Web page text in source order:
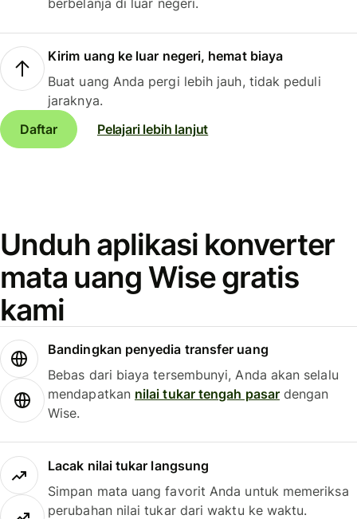
berbelanja di luar negeri.
Kirim uang ke luar negeri, hemat biaya
Buat uang Anda pergi lebih jauh, tidak peduli
jaraknya.
Daftar
Pelajari lebih lanjut
Unduh aplikasi konverter
mata uang Wise gratis
kami
Bandingkan penyedia transfer uang
Bebas dari biaya tersembunyi, Anda akan selalu
mendapatkan nilai tukar tengah pasardengan
Wise.
Lacak nilai tukar langsung
Simpan mata uang favorit Anda untuk memeriksa
perubahan nilai tukar dari waktu ke waktu.